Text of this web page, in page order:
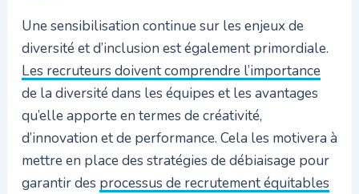
Une sensibilisation continue sur les enjeux de
diversité et d’inclusion est également primordiale.
Les recruteurs doivent comprendre l’importance
de la diversité dans les équipes et les avantages
qu’elle apporte en termes de créativité,
d’innovation et de performance. Cela les motivera à
mettre en place des stratégies de débiaisage pour
garantir des processus de recrutement équitables